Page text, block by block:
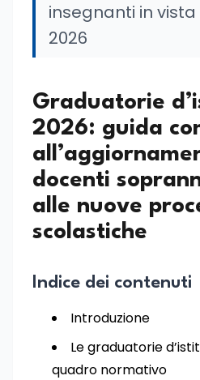
insegnanti in
2026
Graduatorie
2026: guida
docenti
alle nuove
scolastiche
Indice dei contenuti
Introduzione
Le graduatorie
quadro normativo